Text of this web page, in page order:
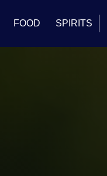
FOOD SPIRITS